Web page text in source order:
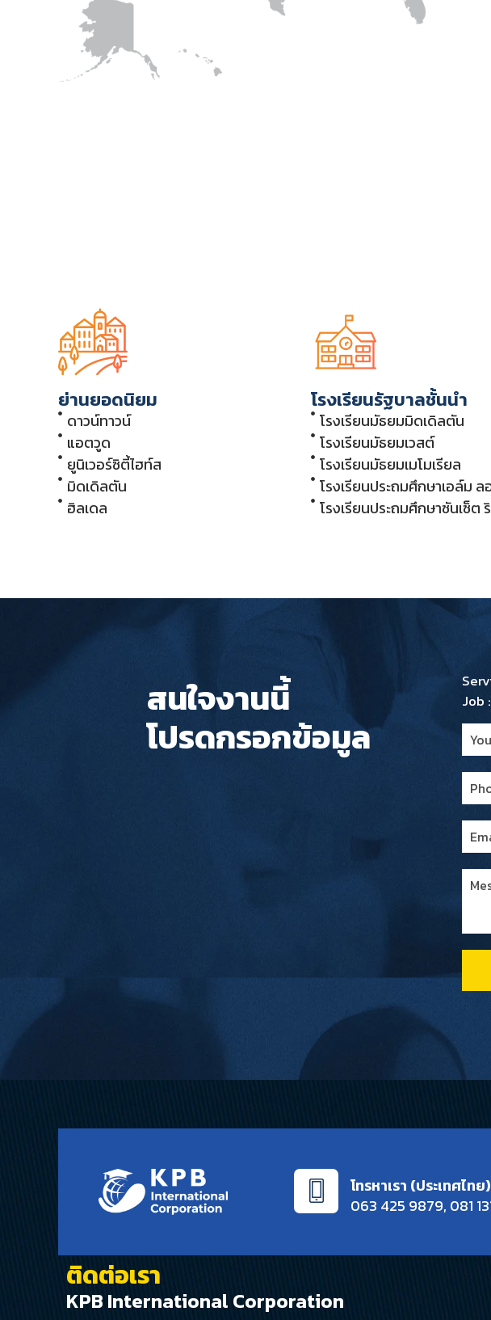
ย่านยอดนิยม
ดาวน์ทาวน์
แอตวูด
ยูนิเวอร์ซิตี้ไฮท์ส
มิดเดิลตัน
ฮิลเดล
โรงเรียนรัฐบาลชั้นนำ
โรงเรียนมัธยมมิดเดิลตัน
โรงเรียนมัธยมเวสต์
โรงเรียนมัธยมเมโมเรียล
โรงเรียนประถมศึกษาเอล์ม ล
โรงเรียนประถมศึกษาซันเซ็ต
สนใจงานนี้
โปรดกรอกข้อมูล
Job
โทรหาเรา (ประเทศไทย)
063 425 9879, 081
ติดต่อเรา
KPB International Corporation